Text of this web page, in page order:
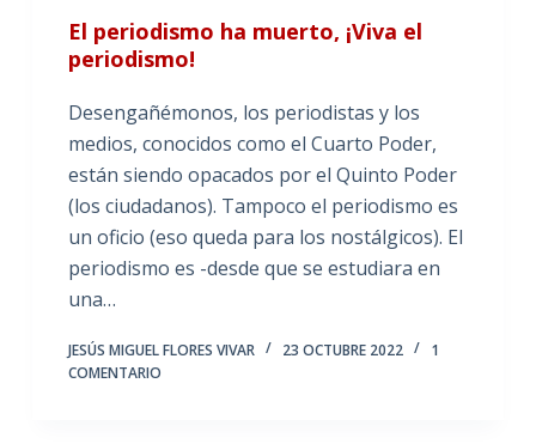
El periodismo ha muerto, ¡Viva el
periodismo!
Desengañémonos, los periodistas y los
medios, conocidos como el Cuarto Poder,
están siendo opacados por el Quinto Poder
(los ciudadanos). Tampoco el periodismo es
un oficio (eso queda para los nostálgicos). El
periodismo es -desde que se estudiara en
una…
JESÚS MIGUEL FLORES VIVAR 23 OCTUBRE 2022
1
COMENTARIO